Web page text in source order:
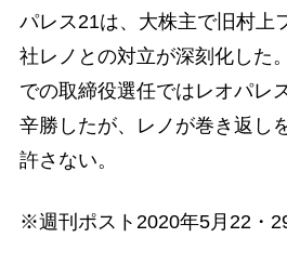
パレス21は、大株主で旧村上
社レノとの対立が深刻化した
での取締役選任ではレオパレ
辛勝したが、レノが巻き返し
許さない。
※週刊ポスト2020年5月22・